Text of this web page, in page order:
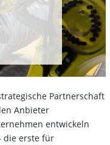
Partnerschaft
Anbieter
entwickeln
die erste für